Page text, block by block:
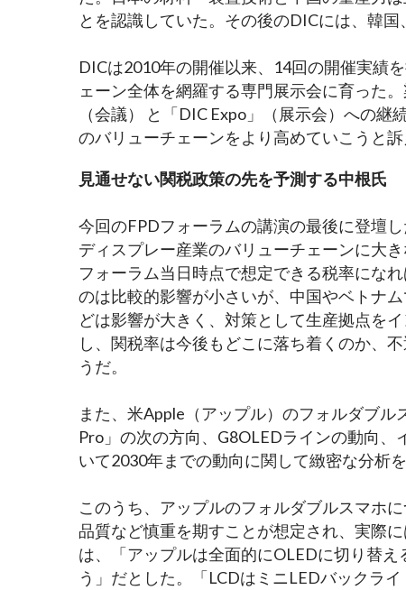
とを認識していた。その後のDICには、韓
DICは2010年の開催以来、14回の開催実績
ェーン全体を網羅する専門展示会に育った
（会議） と「DIC Expo」（展示会）への
のバリューチェーンをより高めていこうと訴
見通せない関税政策の先を予測する中根氏
今回のFPDフォーラムの講演の最後に登壇
ディスプレー産業のバリューチェーンに大
フォーラム当日時点で想定できる税率にな
のは比較的影響が小さいが、中国やベトナ
どは影響が大きく、対策として生産拠点を
し、関税率は今後もどこに落ち着くのか、
うだ。
また、米Apple（アップル）のフォルダブ
Pro」の次の方向、G8OLEDラインの動向
いて2030年までの動向に関して緻密な分析を
このうち、アップルのフォルダブルスマホ
品質など慎重を期すことが想定され、実際
は、「アップルは全面的にOLEDに切り替
う」だとした。「LCDはミニLEDバックラ